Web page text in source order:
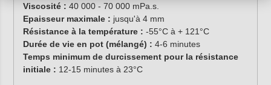
Viscosité : 40 000 - 70 000 mPa.s.
Epaisseur maximale : jusqu'à 4 mm
Résistance à la température : -55°C à + 121°C
Durée de vie en pot (mélangé) : 4-6 minutes
Temps minimum de durcissement pour la résistance
initiale : 12-15 minutes à 23°C